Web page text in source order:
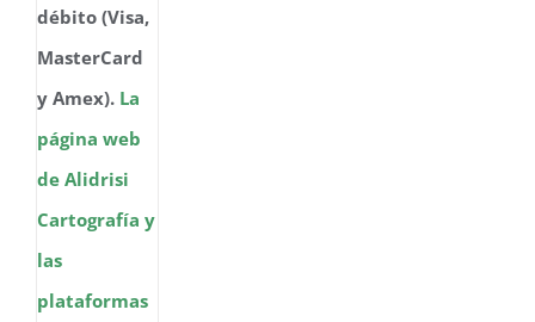
débito (Visa,
MasterCard
y Amex). La
página web
de Alidrisi
Cartografía y
las
plataformas